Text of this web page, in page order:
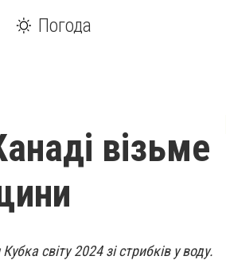
Погода
візьме
світу 2024 зі стрибків у воду.